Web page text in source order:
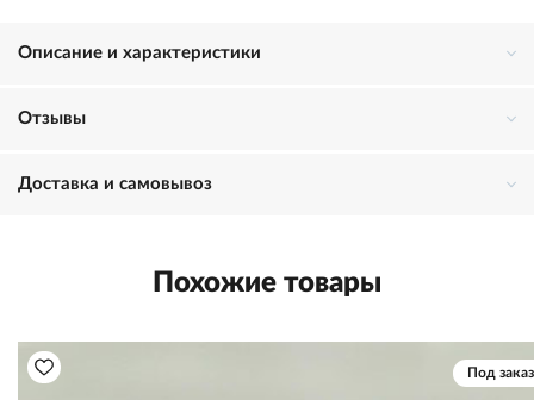
Описание и характеристики
Отзывы
Доставка и самовывоз
Похожие товары
Под заказ